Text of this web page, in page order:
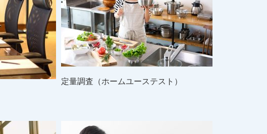
定量調査（ホームユーステスト）